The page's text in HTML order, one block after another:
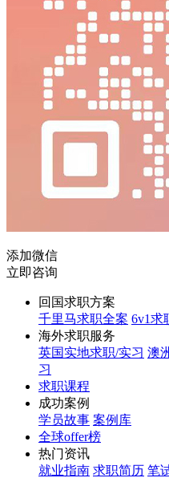
添加微信
立即咨询
回国求职方案
千里马求职全案 6v1求
海外求职服务
英国实地求职/实习 澳
习
求职课程
成功案例
学员故事 案例库
全球offer榜
热门资讯
就业指南 求职简历 笔